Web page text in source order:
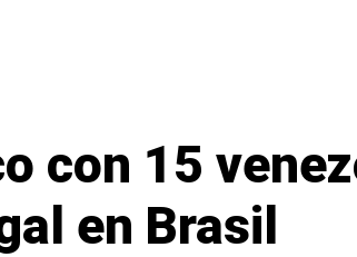
con 15
en Brasil